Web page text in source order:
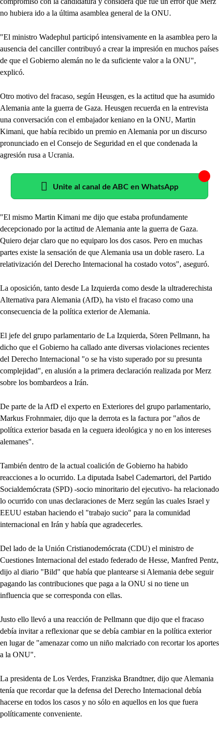
no hubiera ido a la última asamblea general de la ONU.
"El ministro Wadephul participó intensivamente en la asamblea pero la
ausencia del canciller contribuyó a crear la impresión en muchos países
de que el Gobierno alemán no le da suficiente valor a la ONU",
explicó.
Otro motivo del fracaso, según Heusgen, es la actitud que ha asumido
Alemania ante la guerra de Gaza. Heusgen recuerda en la entrevista
una conversación con el embajador keniano en la ONU, Martin
Kimani, que había recibido un premio en Alemania por un discurso
pronunciado en el Consejo de Seguridad en el que condenada la
agresión rusa a Ucrania.
Unite al canal de ABC en WhatsApp
"El mismo Martin Kimani me dijo que estaba profundamente
decepcionado por la actitud de Alemania ante la guerra de Gaza.
Quiero dejar claro que no equiparo los dos casos. Pero en muchas
partes existe la sensación de que Alemania usa un doble rasero. La
relativización del Derecho Internacional ha costado votos", aseguró.
La oposición, tanto desde La Izquierda como desde la ultraderechista
Alternativa para Alemania (AfD), ha visto el fracaso como una
consecuencia de la política exterior de Alemania.
El jefe del grupo parlamentario de La Izquierda, Sören Pellmann, ha
dicho que el Gobierno ha callado ante diversas violaciones recientes
del Derecho Internacional "o se ha visto superado por su presunta
complejidad", en alusión a la primera declaración realizada por Merz
sobre los bombardeos a Irán.
De parte de la AfD el experto en Exteriores del grupo parlamentario,
Markus Frohnmaier, dijo que la derrota es la factura por "años de
política exterior basada en la ceguera ideológica y no en los intereses
alemanes".
También dentro de la actual coalición de Gobierno ha habido
reacciones a lo ocurrido. La diputada Isabel Cademartori, del Partido
Socialdemócrata (SPD) -socio minoritario del ejecutivo- ha relacionado
lo ocurrido con unas declaraciones de Merz según las cuales Israel y
EEUU estaban haciendo el "trabajo sucio" para la comunidad
internacional en Irán y había que agradecerles.
Del lado de la Unión Cristianodemócrata (CDU) el ministro de
Cuestiones Internacional del estado federado de Hesse, Manfred Pentz,
dijo al diario "Bild" que había que plantearse si Alemania debe seguir
pagando las contribuciones que paga a la ONU si no tiene un
influencia que se corresponda con ellas.
Justo ello llevó a una reacción de Pellmann que dijo que el fracaso
debía invitar a reflexionar que se debía cambiar en la política exterior
en lugar de "amenazar como un niño malcriado con recortar los aportes
a la ONU".
La presidenta de Los Verdes, Franziska Brandtner, dijo que Alemania
tenía que recordar que la defensa del Derecho Internacional debía
hacerse en todos los casos y no sólo en aquellos en los que fuera
políticamente conveniente.